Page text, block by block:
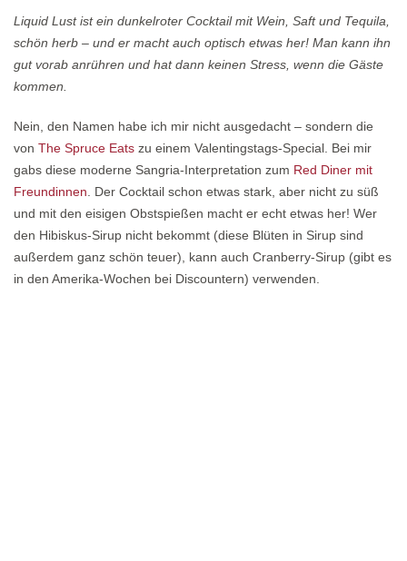
Liquid Lust ist ein dunkelroter Cocktail mit Wein, Saft und Tequila,
schön herb – und er macht auch optisch etwas her! Man kann ihn
gut vorab anrühren und hat dann keinen Stress, wenn die Gäste
kommen.
Nein, den Namen habe ich mir nicht ausgedacht – sondern die
von The Spruce Eats zu einem Valentingstags-Special. Bei mir
gabs diese moderne Sangria-Interpretation zum Red Diner mit
Freundinnen. Der Cocktail schon etwas stark, aber nicht zu süß
und mit den eisigen Obstspießen macht er echt etwas her! Wer
den Hibiskus-Sirup nicht bekommt (diese Blüten in Sirup sind
außerdem ganz schön teuer), kann auch Cranberry-Sirup (gibt es
in den Amerika-Wochen bei Discountern) verwenden.